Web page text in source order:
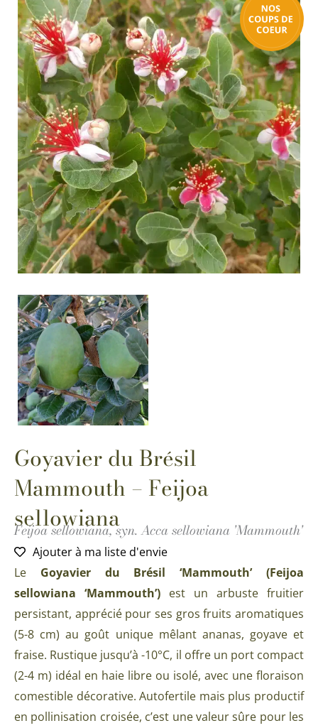
Goyavier du Brésil
Mammouth – Feijoa
sellowiana
Feijoa sellowiana, syn. Acca sellowiana 'Mammouth'
Ajouter à ma liste d'envie
Le Goyavier du Brésil ‘Mammouth’ (Feijoa
sellowiana ‘Mammouth’) est un arbuste fruitier
persistant, apprécié pour ses gros fruits aromatiques
(5-8 cm) au goût unique mêlant ananas, goyave et
fraise. Rustique jusqu’à -10°C, il offre un port compact
(2-4 m) idéal en haie libre ou isolé, avec une floraison
comestible décorative. Autofertile mais plus productif
en pollinisation croisée, c’est une valeur sûre pour les